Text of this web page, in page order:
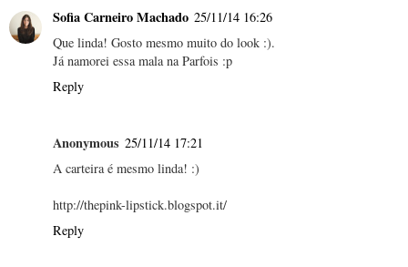
Sofia Carneiro Machado 25/11/14 16:26
Que linda! Gosto mesmo muito do look :).
Já namorei essa mala na Parfois :p
Reply
Anonymous 25/11/14 17:21
A carteira é mesmo linda! :)
http://thepink-lipstick.blogspot.it/
Reply